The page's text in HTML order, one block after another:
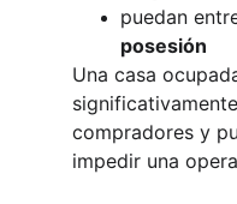
puedan
posesión
Una casa
compradores y
impedir una